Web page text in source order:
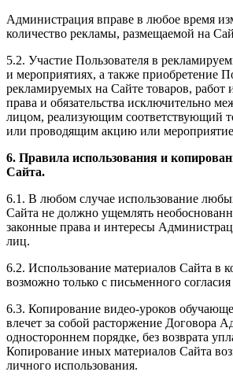
Администрация вправе в любое время
количество рекламы, размещаемой на
5.2. Участие Пользователя в
и мероприятиях, а также приобретение
рекламируемых на Сайте товаров, работ
права и обязательства исключительно
лицом, реализующим соответствующий
или проводящим акцию или
6. Правила использования и
Сайта.
6.1. В любом случае использование
Сайта не должно ущемлять
законные права и интересы
лиц.
6.2. Использование материалов Сайта в
возможно только с письменного
6.3. Копирование видео-уроков
влечет за собой расторжение Договора
одностороннем порядке, без возврата
Копирование иных материалов Сайта
личного использования.